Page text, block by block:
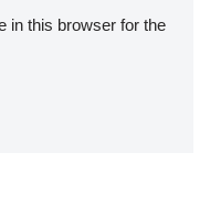
in this browser for the